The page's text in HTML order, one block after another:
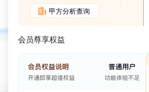
甲方分析查询
会员尊享权益